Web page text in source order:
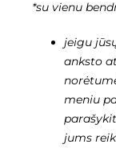
*su vienu
jeigu
anksto
meniu
jums